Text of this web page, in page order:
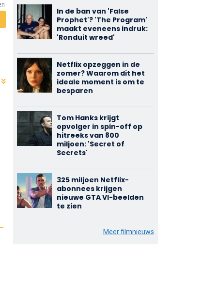
In de ban van 'False
Prophet'? 'The Program'
maakt eveneens indruk:
'Ronduit wreed'
Netflix opzeggen in de
zomer? Waarom dit het
ideale moment is om te
besparen
Tom Hanks krijgt
opvolger in spin-off op
hitreeks van 800
miljoen: 'Secret of
Secrets'
325 miljoen Netflix-
abonnees krijgen
nieuwe GTA VI-beelden
te zien
Meer filmnieuws